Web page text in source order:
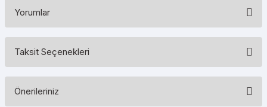
Yorumlar
Taksit Seçenekleri
Önerileriniz